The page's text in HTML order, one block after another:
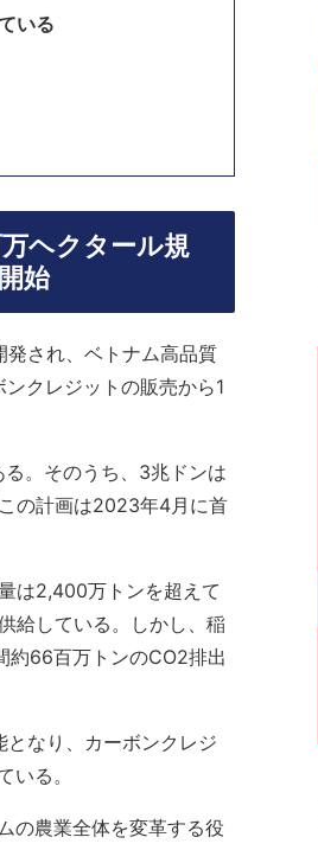
いる
ヘクタール規
始
され、ベトナム高品質
クレジットの販売から1
。そのうち、3兆ドンは
の計画は2023年4月に首
は2,400万トンを超えて
給している。しかし、稲
約66百万トンのCO2排出
なり、カーボンクレジ
る。
の農業全体を変革する役